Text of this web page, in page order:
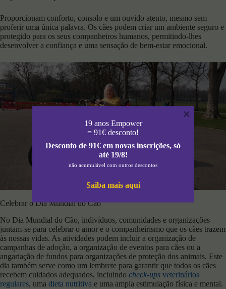
Proporcionam conforto, consolo e um ouvido atento, mesmo sem
proferir uma única palavra. Os cães podem criar um ambiente seguro e
protegido para os seus companheiros humanos, permitindo-lhes
desenvolver a confiança e uma sensação de bem-estar emocional.
Celebrar o Dia Mundial do Cão
No Dia Mundial do Cão, indivíduos, comunidades e organizações
juntam-se para celebrar o amor e o companheirismo que os cães trazem
às nossas vidas. As atividades podem incluir a organização de
campanhas de adoção, a organização de eventos para cães ou a
angariação de fundos para organizações de proteção dos animais. Este
dia também serve como um lembrete para garantir que todos os cães
recebem cuidados adequados, incluindo check-ups veterinários
regulares, uma dieta nutritiva e uma ampla estimulação física e mental.
19 anos Empower
= 91€ desconto!
Desconto de 91€ em novas inscrições, só
até 19/8!
não acumulável com outros descontos
Saiba mais aqui
×